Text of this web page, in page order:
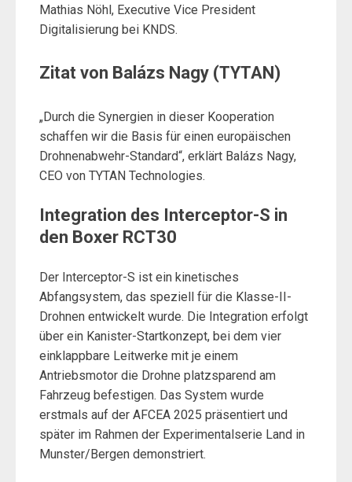
Mathias Nöhl, Executive Vice President
Digitalisierung bei KNDS.
Zitat von Balázs Nagy (TYTAN)
„Durch die Synergien in dieser Kooperation
schaffen wir die Basis für einen europäischen
Drohnenabwehr-Standard“, erklärt Balázs Nagy,
CEO von TYTAN Technologies.
Integration des Interceptor-S in
den Boxer RCT30
Der Interceptor-S ist ein kinetisches
Abfangsystem, das speziell für die Klasse-II-
Drohnen entwickelt wurde. Die Integration erfolgt
über ein Kanister-Startkonzept, bei dem vier
einklappbare Leitwerke mit je einem
Antriebsmotor die Drohne platzsparend am
Fahrzeug befestigen. Das System wurde
erstmals auf der AFCEA 2025 präsentiert und
später im Rahmen der Experimentalserie Land in
Munster/Bergen demonstriert.